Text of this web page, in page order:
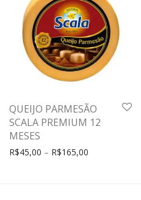
QUEIJO PARMESÃO
SCALA PREMIUM 12
MESES
R$45,00 – R$165,00